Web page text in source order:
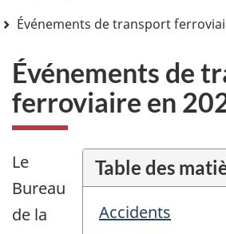
Événements de transport
Événements de
ferroviaire en
Table des
Accidents
Le
Bureau
de la